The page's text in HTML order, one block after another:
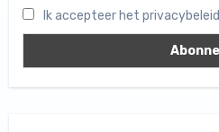
Ik accepteer het privacybeleid